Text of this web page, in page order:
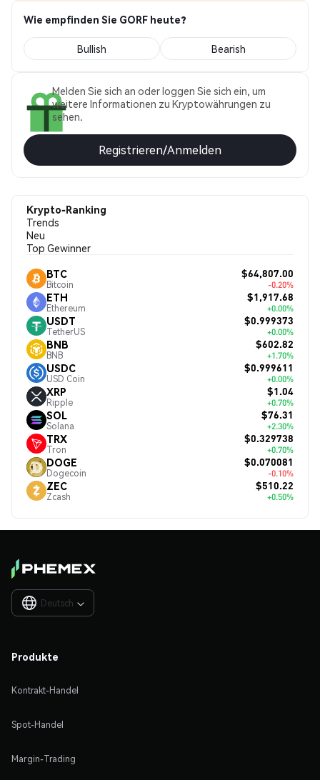
Wie empfinden Sie GORF heute?
Bullish Bearish
Melden Sie sich an oder loggen Sie sich ein, um
weitere Informationen zu Kryptowährungen zu
sehen.
Registrieren/Anmelden
Krypto-Ranking
Trends
Neu
Top Gewinner
BTC
Bitcoin
$64,807.00
-0.20%
ETH
Ethereum
$1,917.68
+0.00%
USDT
TetherUS
$0.999373
+0.00%
BNB
BNB
$602.82
+1.70%
USDC
USD Coin
$0.999611
+0.00%
XRP
Ripple
$1.04
+0.70%
SOL
Solana
$76.31
+2.30%
TRX
Tron
$0.329738
+0.70%
DOGE
Dogecoin
$0.070081
-0.10%
ZEC
Zcash
$510.22
+0.50%
Deutsch 
Produkte
Kontrakt-Handel
Spot-Handel
Margin-Trading